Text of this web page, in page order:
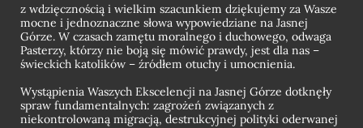
z wdzięcznością i wielkim szacunkiem dziękujemy za Wasze
mocne i jednoznaczne słowa wypowiedziane na Jasnej
Górze. W czasach zamętu moralnego i duchowego, odwaga
Pasterzy, którzy nie boją się mówić prawdy, jest dla nas –
świeckich katolików – źródłem otuchy i umocnienia.
Wystąpienia Waszych Ekscelencji na Jasnej Górze dotknęły
spraw fundamentalnych: zagrożeń związanych z
niekontrolowaną migracją, destrukcyjnej polityki oderwanej